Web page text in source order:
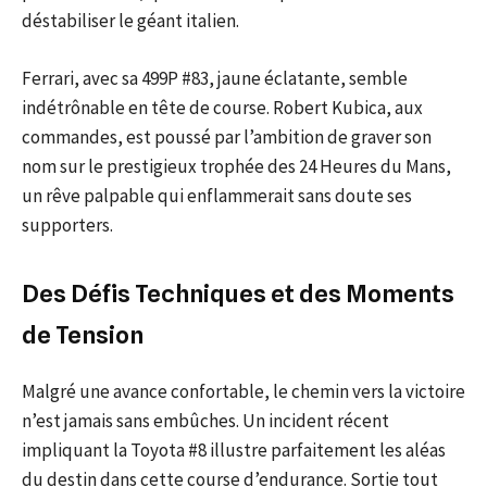
déstabiliser le géant italien.
Ferrari, avec sa 499P #83, jaune éclatante, semble
indétrônable en tête de course. Robert Kubica, aux
commandes, est poussé par l’ambition de graver son
nom sur le prestigieux trophée des 24 Heures du Mans,
un rêve palpable qui enflammerait sans doute ses
supporters.
Des Défis Techniques et des Moments
de Tension
Malgré une avance confortable, le chemin vers la victoire
n’est jamais sans embûches. Un incident récent
impliquant la Toyota #8 illustre parfaitement les aléas
du destin dans cette course d’endurance. Sortie tout